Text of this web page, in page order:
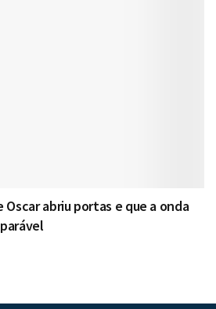
Oscar abriu portas e que a onda